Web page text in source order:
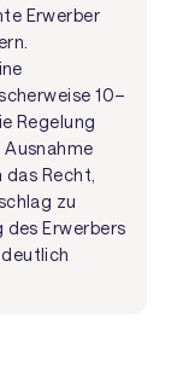
Erwerber
10–
Regelung
Recht,
zu
Erwerbers